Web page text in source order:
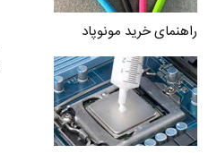
راهنمای خرید مونوپاد